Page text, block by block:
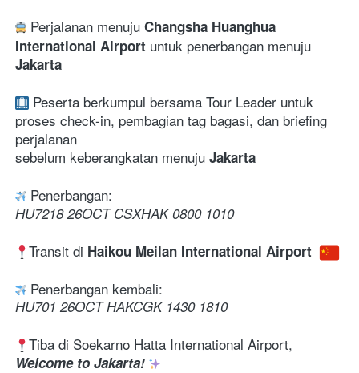
Perjalanan menuju Changsha Huanghua
International Airport untuk penerbangan menuju
Jakarta
Peserta berkumpul bersama Tour Leader untuk
proses check-in, pembagian tag bagasi, dan briefing
perjalanan
sebelum keberangkatan menuju Jakarta
Penerbangan:
HU7218 26OCT CSXHAK 0800 1010
Transit di Haikou Meilan International Airport
Penerbangan kembali:
HU701 26OCT HAKCGK 1430 1810
Welcome to Jakarta!